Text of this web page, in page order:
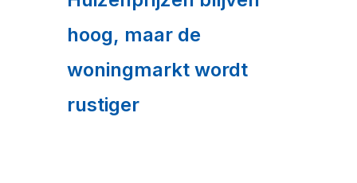
hoog, maar de
woningmarkt wordt
rustiger